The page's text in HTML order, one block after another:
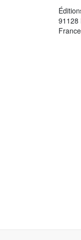
91128
France